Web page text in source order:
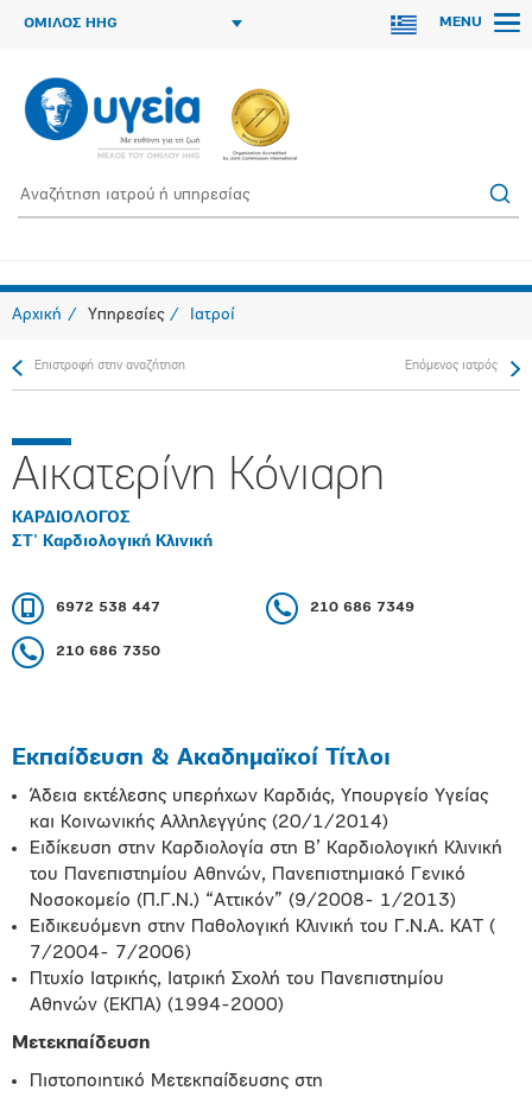
ΟΜΙΛΟΣ HHG MENU
Αρχική Υπηρεσίες Ιατροί
Επιστροφή στην αναζήτηση Επόμενος ιατρός
Αικατερίνη Κόνιαρη
ΚΑΡΔΙΟΛΟΓΟΣ
ΣΤ' Καρδιολογική Κλινική
6972 538 447 210 686 7349
210 686 7350
Εκπαίδευση & Ακαδημαϊκοί Τίτλοι
Άδεια εκτέλεσης υπερήχων Καρδιάς, Υπουργείο Υγείας
και Κοινωνικής Αλληλεγγύης (20/1/2014)
Ειδίκευση στην Καρδιολογία στη Β’ Καρδιολογική Κλινική
του Πανεπιστημίου Αθηνών, Πανεπιστημιακό Γενικό
Νοσοκομείο (Π.Γ.Ν.) “Αττικόν” (9/2008- 1/2013)
Ειδικευόμενη στην Παθολογική Κλινική του Γ.Ν.Α. ΚΑΤ (
7/2004- 7/2006)
Πτυχίο Ιατρικής, Ιατρική Σχολή του Πανεπιστημίου
Αθηνών (ΕΚΠΑ) (1994-2000)
Μετεκπαίδευση
Πιστοποιητικό Μετεκπαίδευσης στη